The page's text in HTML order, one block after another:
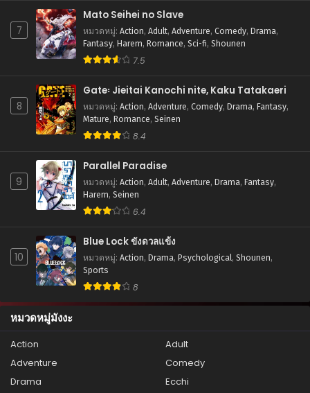
7
Mato Seihei no Slave
หมวดหมู่: Action, Adult, Adventure, Comedy, Drama,
Fantasy, Harem, Romance, Sci-fi, Shounen
7.5
8
Gate꞉ Jieitai Kanochi nite, Kaku Tatakaeri
หมวดหมู่: Action, Adventure, Comedy, Drama, Fantasy,
Mature, Romance, Seinen
8.4
9
Parallel Paradise
หมวดหมู่: Action, Adult, Adventure, Drama, Fantasy,
Harem, Seinen
6.4
10
Blue Lock ขังดวลแข้ง
หมวดหมู่: Action, Drama, Psychological, Shounen,
Sports
8
หมวดหมู่มังงะ
Action
Adult
Adventure
Comedy
Drama
Ecchi